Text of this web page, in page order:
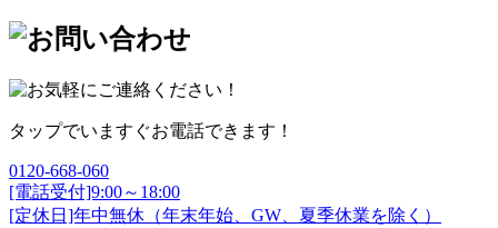
タップでいますぐお電話できます！
0120-668-060
[電話受付]9:00～18:00
[定休日]年中無休（年末年始、GW、夏季休業を除く）